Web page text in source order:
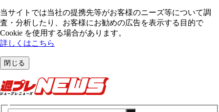
当サイトでは当社の提携先等がお客様のニーズ等について調
査・分析したり、お客様にお勧めの広告を表⽰する⽬的で
Cookie を使⽤する場合があります。
詳しくはこちら
閉じる